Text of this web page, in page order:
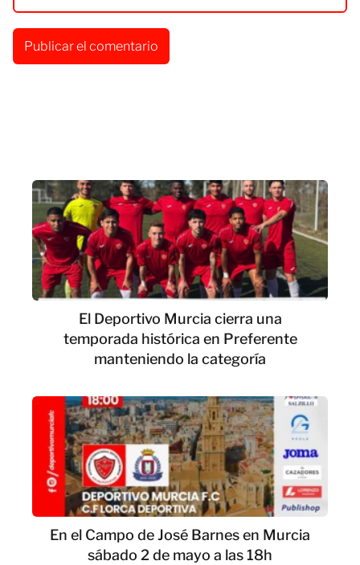
El Deportivo Murcia cierra una
temporada histórica en Preferente
manteniendo la categoría
En el Campo de José Barnes en Murcia
sábado 2 de mayo a las 18h